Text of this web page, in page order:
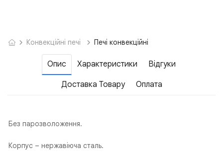
Конвекційні печі Печі конвекційні
Опис Характеристики Відгуки
Доставка Товару Оплата
Без парозволоження.
Корпус – нержавіюча сталь.